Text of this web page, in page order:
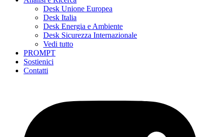
Desk Unione Europea
Desk Italia
Desk Energia e Ambiente
Desk Sicurezza Internazionale
Vedi tutto
PROMPT
Sostienici
Contatti